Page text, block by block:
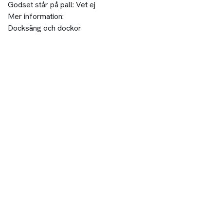
Godset står på pall: Vet ej
Mer information:
Docksäng och dockor